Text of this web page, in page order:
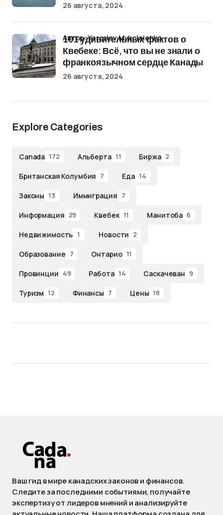
26 августа, 2024
101 удивительных фактов о
Квебеке: Всё, что вы не знали о
франкоязычном сердце Канады
Автор: Yaroslav Mykolaienko
26 августа, 2024
Explore Categories
Canada 172 Альберта 11 Биржа 2
Британская Колумбия 7 Еда 14
Законы 13 Иммиграция 7
Информация 29 Квебек 11 Манитоба 6
Недвижимость 1 Новости 2
Образование 7 Онтарио 11
Провинции 49 Работа 14 Саскачеван 9
Туризм 12 Финансы 7 Цены 18
Ваш гид в мире канадских законов и финансов.
Следите за последними событиями, получайте
экспертизу от лидеров мнений и анализируйте